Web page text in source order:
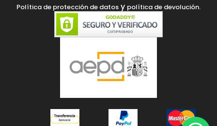
Política de protección de datos y política de devolución.